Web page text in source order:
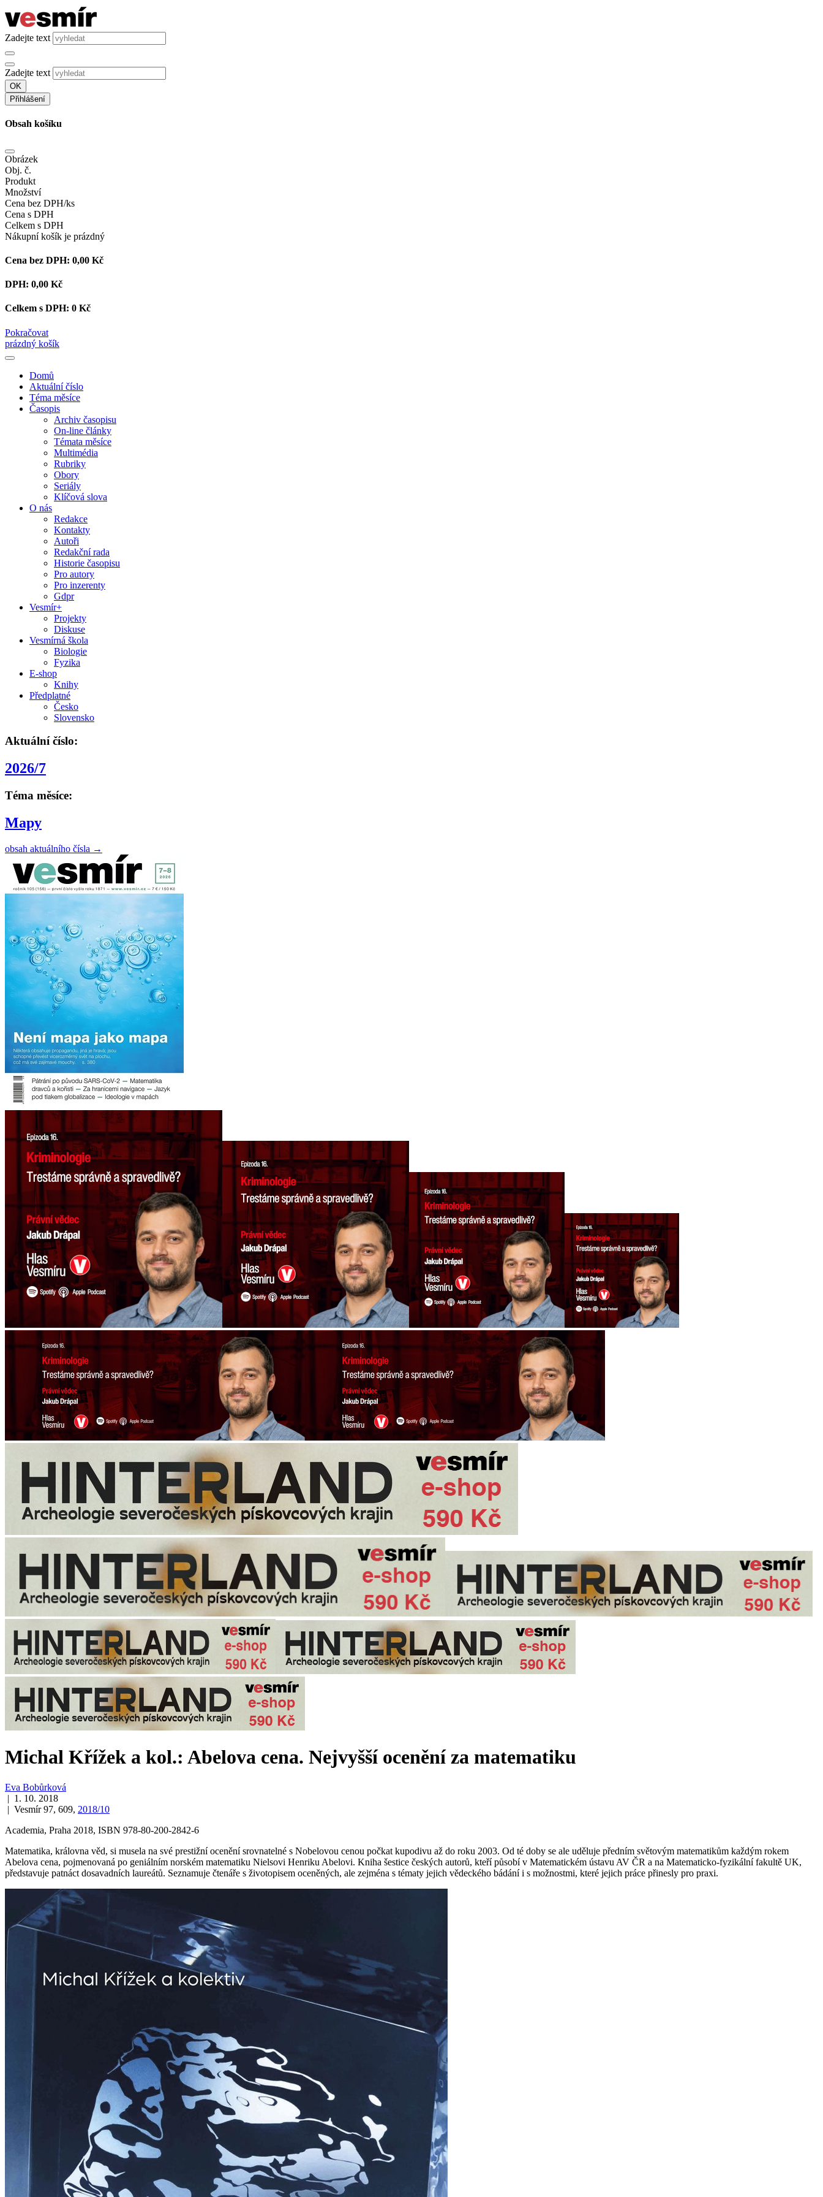
Zadejte text
Zadejte text
OK
Přihlášení
Obsah košíku
Obrázek
Obj. č.
Produkt
Množství
Cena bez DPH/ks
Cena s DPH
Celkem s DPH
Nákupní košík je prázdný
Cena bez DPH: 0,00 Kč
DPH: 0,00 Kč
Celkem s DPH: 0 Kč
Pokračovat
prázdný košík
Domů
Aktuální číslo
Téma měsíce
Časopis
Archiv časopisu
On-line články
Témata měsíce
Multimédia
Rubriky
Obory
Seriály
Klíčová slova
O nás
Redakce
Kontakty
Autoři
Redakční rada
Historie časopisu
Pro autory
Pro inzerenty
Gdpr
Vesmír+
Projekty
Diskuse
Vesmírná škola
Biologie
Fyzika
E-shop
Knihy
Předplatné
Česko
Slovensko
Aktuální číslo:
2026/7
Téma měsíce:
Mapy
obsah aktuálního čísla →
Michal Křížek a kol.: Abelova cena. Nejvyšší ocenění za matematiku
Eva Bobůrková
| 1. 10. 2018
| Vesmír 97, 609, 2018/10
Academia, Praha 2018, ISBN 978-80-200-2842-6
Matematika, královna věd, si musela na své prestižní ocenění srovnatelné s Nobelovou cenou počkat kupodivu až do roku 2003. Od té doby se ale uděluje předním světovým matematikům každým rokem
Abelova cena, pojmenovaná po geniálním norském matematiku Nielsovi Henriku Abelovi. Kniha šestice českých autorů, kteří působí v Matematickém ústavu AV ČR a na Matematicko-fyzikální fakultě UK,
představuje patnáct dosavadních laureátů. Seznamuje čtenáře s životopisem oceněných, ale zejména s tématy jejich vědeckého bádání i s možnostmi, které jejich práce přinesly pro praxi.